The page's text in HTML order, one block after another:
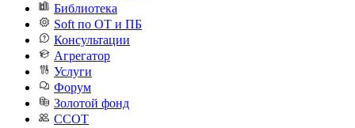
Библиотека
Soft по ОТ и ПБ
Консультации
Агрегатор
Услуги
Форум
Золотой фонд
ССОТ